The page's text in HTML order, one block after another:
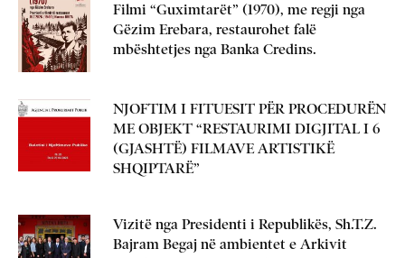
Filmi “Guximtarët” (1970), me regji nga
Gëzim Erebara, restaurohet falë
mbështetjes nga Banka Credins.
NJOFTIM I FITUESIT PËR PROCEDURËN
ME OBJEKT “RESTAURIMI DIGJITAL I 6
(GJASHTË) FILMAVE ARTISTIKË
SHQIPTARË”
Vizitë nga Presidenti i Republikës, Sh.T.Z.
Bajram Begaj në ambientet e Arkivit